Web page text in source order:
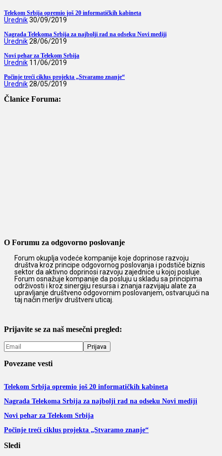
Telekom Srbija opremio još 20 informatičkih kabineta
Urednik30/09/2019
Nagrada Telekoma Srbija za najbolji rad na odseku Novi mediji
Urednik28/06/2019
Novi pehar za Telekom Srbija
Urednik 11/06/2019
Počinje treći ciklus projekta „Stvaramo znanje“
Urednik28/05/2019
Članice Foruma:
O Forumu za odgovorno poslovanje
Forum okuplja vodeće kompanije koje doprinose razvoju
društva kroz principe odgovornog poslovanja i podstiče biznis
sektor da aktivno doprinosi razvoju zajednice u kojoj posluje.
Forum osnažuje kompanije da posluju u skladu sa principima
održivosti i kroz sinergiju resursa i znanja razvijaju alate za
upravljanje društveno odgovornim poslovanjem, ostvarujući na
taj način merljiv društveni uticaj.
Prijavite se za naš mesečni pregled:
Povezane vesti
Telekom Srbija opremio još 20 informatičkih kabineta
Nagrada Telekoma Srbija za najbolji rad na odseku Novi mediji
Novi pehar za Telekom Srbija
Počinje treći ciklus projekta „Stvaramo znanje“
Sledi